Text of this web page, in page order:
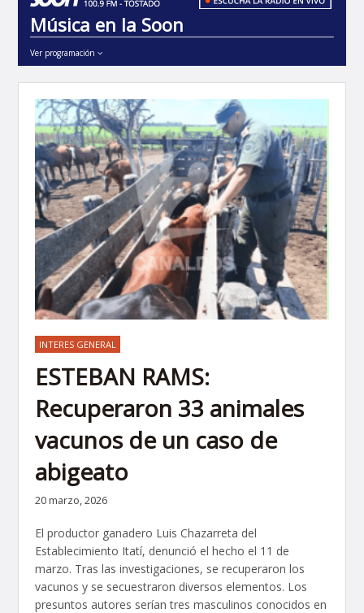
Música en la Soon
Ver programación
INTERES GENERAL
ESTEBAN RAMS:
Recuperaron 33 animales
vacunos de un caso de
abigeato
20 marzo, 2026
El productor ganadero Luis Chazarreta del
Establecimiento Itatí, denunció el hecho el 11 de
marzo. Tras las investigaciones, se recuperaron los
vacunos y se secuestraron diversos elementos. Los
presuntos autores serían tres masculinos conocidos en